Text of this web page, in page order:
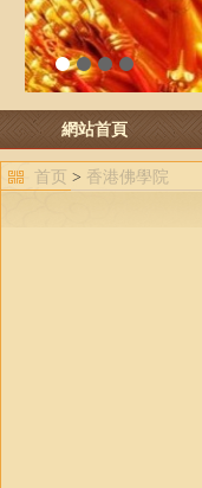
1 2 3 4
網站首頁
首页 > 香港佛學院